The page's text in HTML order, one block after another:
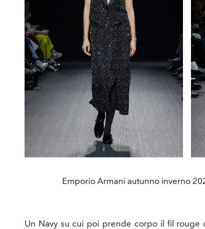
Emporio Armani autunno inverno
Un Navy su cui poi prende corpo il fil rouge